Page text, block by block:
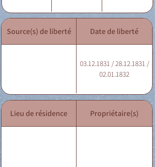
Source(s) de liberté Date de liberté
03.12.1831 / 28.12.1831 /
02.01.1832
Lieu de résidence Propriétaire(s)